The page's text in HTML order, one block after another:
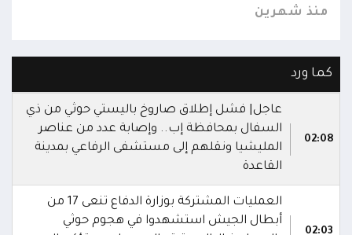
منذ شهرين
كما ورد
02:08
عاجل| فشل إطلاق صاروخ باليستي حوثي من ذي
السفال بمحافظة إب.. وإصابة عدد من عناصر
المليشيا ونقلهم إلى مستشفى الرفاعي بمدينة
القاعدة
02:03
العمليات المشتركة بوزارة الدفاع تنعى 17 من
أبطال الجيش استشهدوا في هجوم حوثي